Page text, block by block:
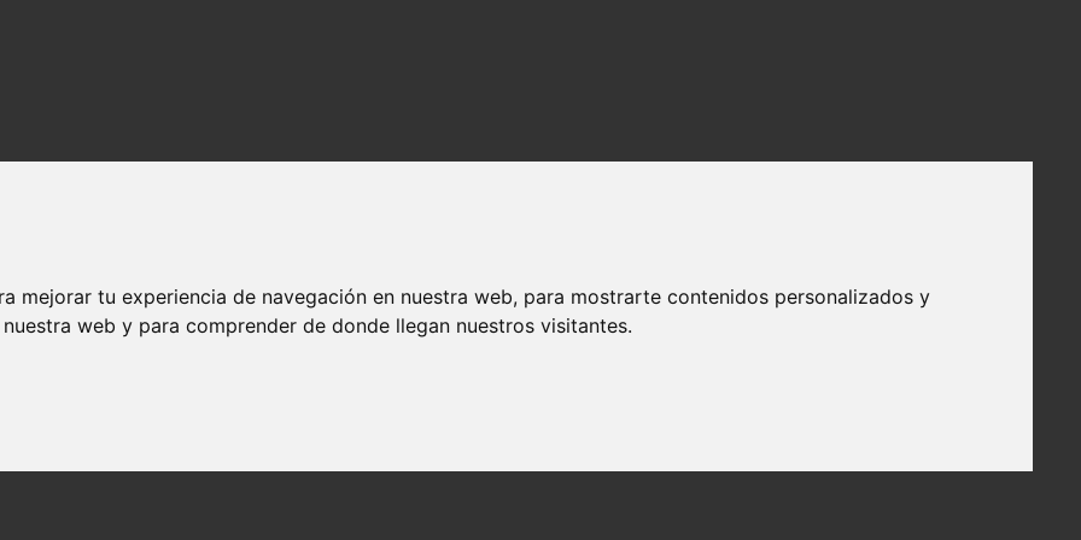
mejorar tu experiencia de navegación en nuestra web, para mostrarte contenidos personalizados y
web y para comprender de donde llegan nuestros visitantes.